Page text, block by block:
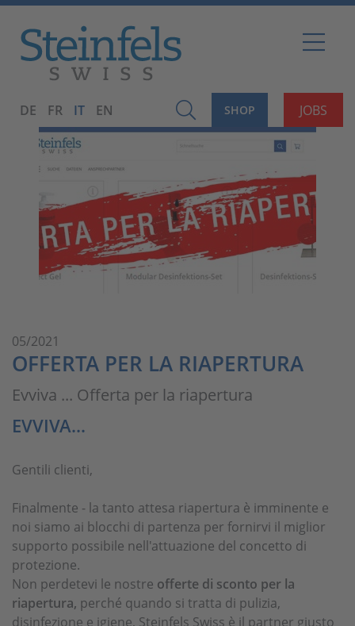
JOBS
SHOP
DE FR IT EN
05/2021
OFFERTA PER LA RIAPERTURA
Evviva ... Offerta per la riapertura
EVVIVA...
Gentili clienti,
Finalmente - la tanto attesa riapertura è imminente e
noi siamo ai blocchi di partenza per fornirvi il miglior
supporto possibile nell'attuazione del concetto di
protezione.
Non perdetevi le nostre offerte di sconto per la
riapertura, perché quando si tratta di pulizia,
disinfezione e igiene, Steinfels Swiss è il partner giusto